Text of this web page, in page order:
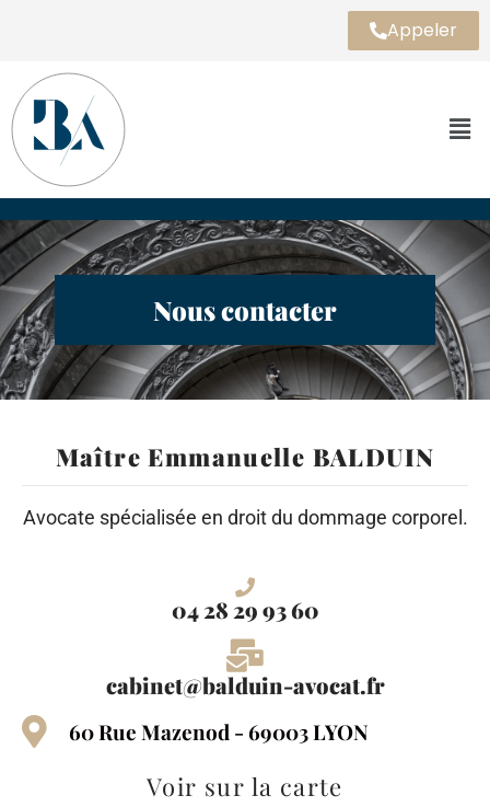
au
contenu
Appeler
Nous contacter
Maître Emmanuelle BALDUIN
Avocate spécialisée en droit du dommage corporel.
04 28 29 93 60
cabinet@balduin-avocat.fr
60 Rue Mazenod - 69003 LYON
Voir sur la carte